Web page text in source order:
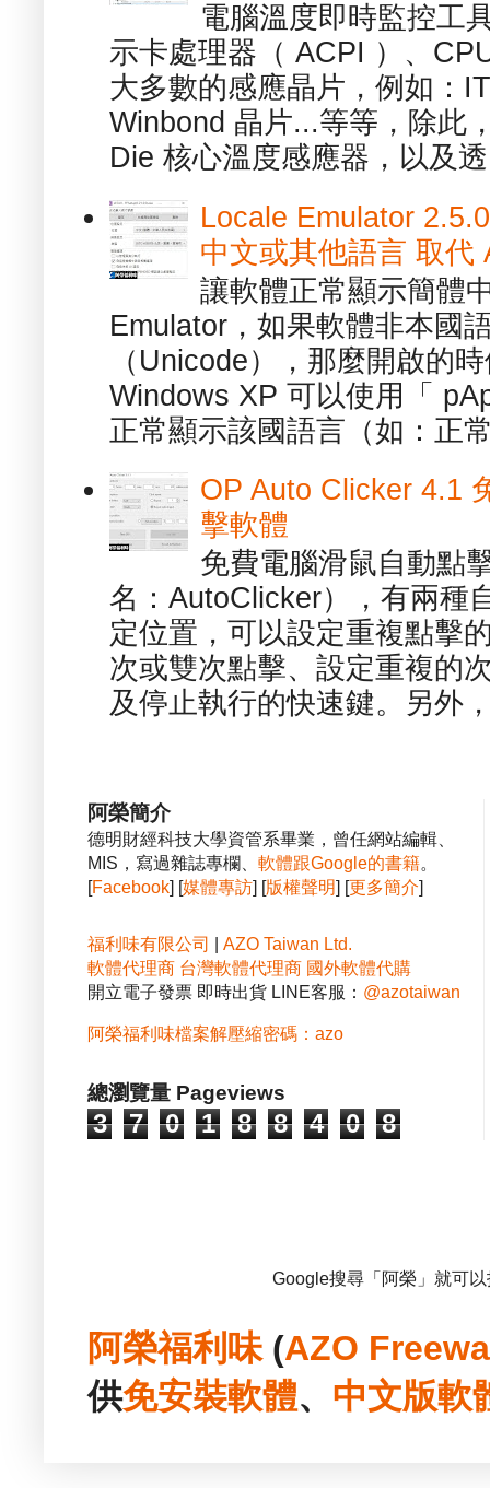
電腦溫度即時監控工
示卡處理器（ ACPI ）、
大多數的感應晶片，例如：
Winbond 晶片...等等，除此
Die 核心溫度感應器，以及
Locale Emulator
中文或其他語言 取代
讓軟體正常顯示簡體
Emulator，如果軟體非本國
（Unicode），那麼開啟的
Windows XP 可以使用「
正常顯示該國語言（如：正
OP Auto Clicker 4.1
擊軟體
免費電腦滑鼠自動點
名：AutoClicker），有兩種
定位置，可以設定重複點擊
次或雙次點擊、設定重複的
及停止執行的快速鍵。另外
阿榮簡介
德明財經科技大學資管系畢業，曾任網站編輯、
MIS，寫過雜誌專欄、 軟體跟Google的書籍。
[Facebook] [媒體專訪] [版權聲明] [更多簡介]
福利味有限公司
AZO Taiwan Ltd.
軟體代理商 台灣軟體代理商 國外軟體代購
開立電子發票 即時出貨 LINE客服： @azotaiwan
阿榮福利味檔案解壓縮密碼：azo
總瀏覽量 Pageviews
3 7 0 1 8 8 4 0 8
Google搜尋「阿榮」就可
阿榮福利味(AZO
供免安裝軟體、 中文版軟